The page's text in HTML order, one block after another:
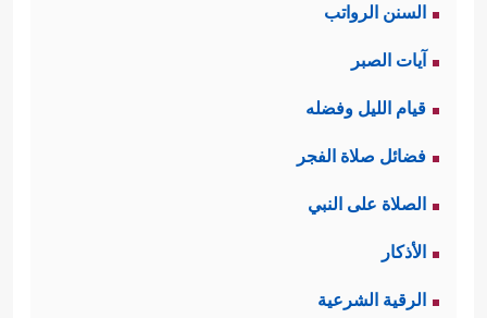
السنن الرواتب
آيات الصبر
قيام الليل وفضله
فضائل صلاة الفجر
الصلاة على النبي
الأذكار
الرقية الشرعية